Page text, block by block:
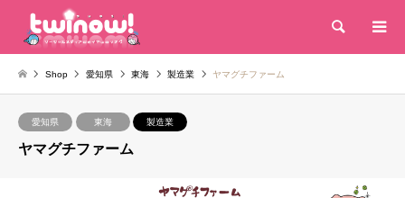
検索
Shop 愛知県 東海 製造業 ヤマグチファーム
愛知県 東海 製造業
ヤマグチファーム